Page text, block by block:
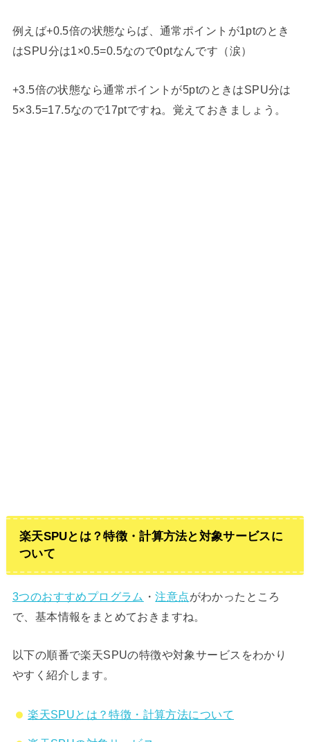
例えば+0.5倍の状態ならば、通常ポイントが1ptのとき
はSPU分は1×0.5=0.5なので0ptなんです（涙）
+3.5倍の状態なら通常ポイントが5ptのときはSPU分は
5×3.5=17.5なので17ptですね。覚えておきましょう。
楽天SPUとは？特徴・計算方法と対象サービスに
ついて
3つのおすすめプログラム ・注意点がわかったところ
で、基本情報をまとめておきますね。
以下の順番で楽天SPUの特徴や対象サービスをわかり
やすく紹介します。
楽天SPUとは？特徴・計算方法について